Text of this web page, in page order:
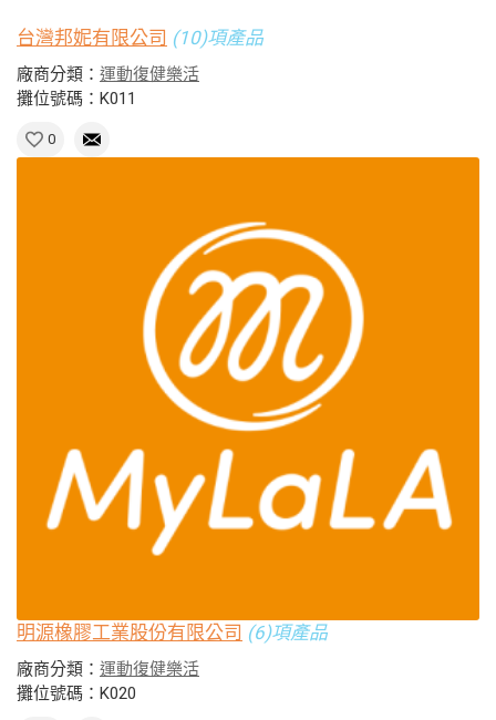
台灣邦妮有限公司 (10)項產品
廠商分類： 運動復健樂活
攤位號碼：K011
0
明源橡膠工業股份有限公司 (6)項產品
廠商分類： 運動復健樂活
攤位號碼：K020